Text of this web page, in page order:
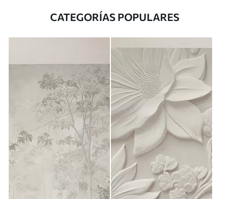
CATEGORÍAS POPULARES